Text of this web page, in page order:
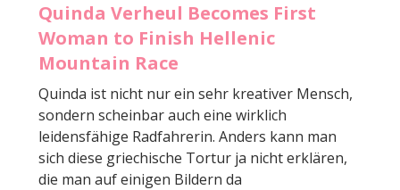
Quinda Verheul Becomes First
Woman to Finish Hellenic
Mountain Race
Quinda ist nicht nur ein sehr kreativer Mensch,
sondern scheinbar auch eine wirklich
leidensfähige Radfahrerin. Anders kann man
sich diese griechische Tortur ja nicht erklären,
die man auf einigen Bildern da